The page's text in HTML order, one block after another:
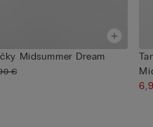
Midsummer Dream
€